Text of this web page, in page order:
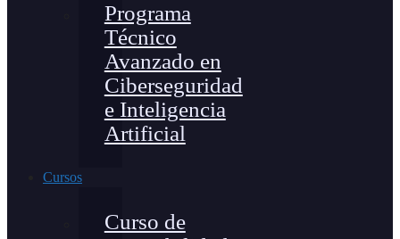
Programa
Técnico
Avanzado en
Ciberseguridad
e Inteligencia
Artificial
Cursos
Curso de